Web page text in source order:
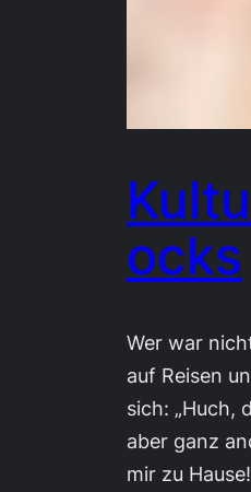
ocks
Wer war
auf Reisen
sich: „Huch,
aber ganz
mir zu